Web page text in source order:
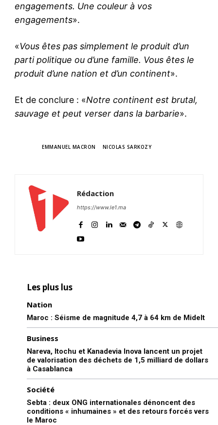
engagements. Une couleur à vos
engagements».
«Vous êtes pas simplement le produit d’un
parti politique ou d’une famille. Vous êtes le
produit d’une nation et d’un continent».
Et de conclure : «Notre continent est brutal,
sauvage et peut verser dans la barbarie».
EMMANUEL MACRON NICOLAS SARKOZY
Rédaction
https://www.le1.ma
Les plus lus
Nation
Maroc : Séisme de magnitude 4,7 à 64 km de Midelt
Business
Nareva, Itochu et Kanadevia Inova lancent un projet
de valorisation des déchets de 1,5 milliard de dollars
à Casablanca
Société
Sebta : deux ONG internationales dénoncent des
conditions « inhumaines » et des retours forcés vers
le Maroc